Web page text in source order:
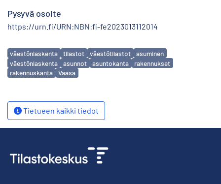
Pysyvä osoite
https://urn.fi/URN:NBN:fi-fe2023013112014
Avainsanat
väestönlaskenta tilastot väestötilastot
asuminen
väestönlaskenta
asunnot asuntokanta
rakennukset
rakennuskanta
Vaasa
Tietueen kaikki tiedot